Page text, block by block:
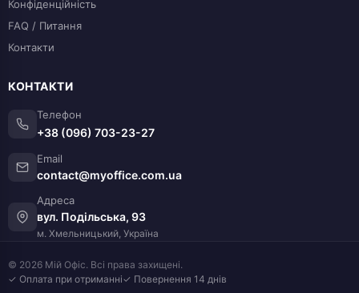
Конфіденційність
FAQ / Питання
Контакти
КОНТАКТИ
Телефон
+38 (096) 703-23-27
Email
contact@myoffice.com.ua
Адреса
вул. Подільська, 93
м. Хмельницький, Україна
© 2026 Мій Офіс. Всі права захищені.
✓ Оплата при отриманні✓ Повернення 14 днів